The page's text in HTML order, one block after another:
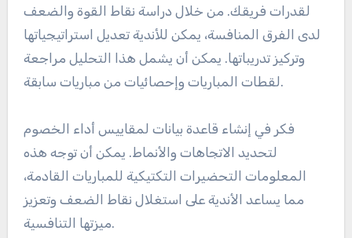
لقدرات فريقك. من خلال دراسة نقاط القوة والضعف
لدى الفرق المنافسة، يمكن للأندية تعديل استراتيجياتها
وتركيز تدريباتها. يمكن أن يشمل هذا التحليل مراجعة
لقطات المباريات وإحصائيات من مباريات سابقة.
فكر في إنشاء قاعدة بيانات لمقاييس أداء الخصوم
لتحديد الاتجاهات والأنماط. يمكن أن توجه هذه
المعلومات التحضيرات التكتيكية للمباريات القادمة،
مما يساعد الأندية على استغلال نقاط الضعف وتعزيز
ميزتها التنافسية.